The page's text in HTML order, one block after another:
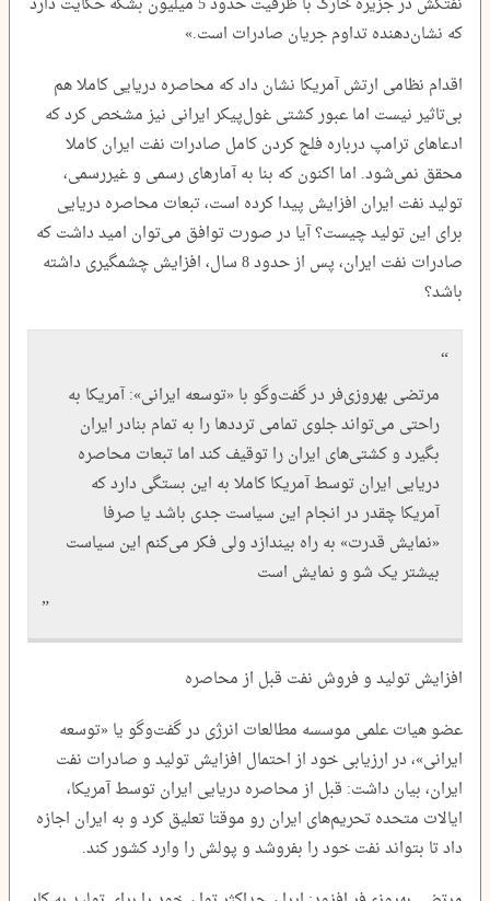
که نشان‌دهنده تداوم جریان صادرات است.»
اقدام نظامی ارتش آمریکا نشان داد که محاصره دریایی کاملا هم
بی‌تاثیر نیست اما عبور کشتی غول‌پیکر ایرانی نیز مشخص کرد که
ادعاهای ترامپ درباره فلج کردن کامل صادرات نفت ایران کاملا
محقق نمی‌شود. اما اکنون که بنا به آمارهای رسمی و غیررسمی،
تولید نفت ایران افزایش پیدا کرده است، تبعات محاصره دریایی
برای این تولید چیست؟ آیا در صورت توافق می‌توان امید داشت که
صادرات نفت ایران، پس از حدود 8 سال، افزایش چشمگیری داشته
باشد؟
مرتضی بهروزی‌فر در گفت‌وگو با «توسعه ایرانی»: آمریکا به
راحتی می‌تواند جلوی تمامی ترددها را به تمام بنادر ایران
بگیرد و کشتی‌های ایران را توقیف کند اما تبعات محاصره
دریایی ایران توسط آمریکا کاملا به این بستگی دارد که
آمریکا چقدر در انجام این سیاست جدی باشد یا صرفا
«نمایش قدرت» به راه بیندازد ولی فکر می‌کنم این سیاست
بیشتر یک شو و نمایش است
افزایش تولید و فروش نفت قبل از محاصره
عضو هیات علمی موسسه مطالعات انرژی در گفت‌وگو یا «توسعه
ایرانی»، در ارزیابی خود از احتمال افزایش تولید و صادرات نفت
ایران، بیان داشت: قبل از محاصره دریایی ایران توسط آمریکا،
ایالات متحده تحریم‌های ایران رو موقتا تعلیق کرد و به ایران اجازه
داد تا بتواند نفت خود را بفروشد و پولش را وارد کشور کند.